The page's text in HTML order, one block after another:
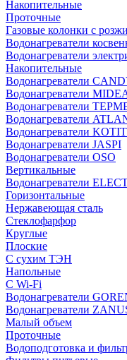
Накопительные
Проточные
Газовые колонки с
Водонагреватели
Водонагреватели
Накопительные
Водонагреватели
Водонагреватели
Водонагреватели
Водонагреватели
Водонагреватели
Водонагреватели JASPI
Водонагреватели OSO
Вертикальные
Водонагреватели
Горизонтальные
Нержавеющая сталь
Стеклофарфор
Круглые
Плоские
С сухим ТЭН
Напольные
С Wi-Fi
Водонагреватели
Водонагреватели
Малый объем
Проточные
Водоподготовка и